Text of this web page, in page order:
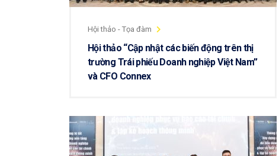
Hội thảo - Tọa đàm
Hội thảo “Cập nhật các biến động trên thị
trường Trái phiếu Doanh nghiệp Việt Nam”
và CFO Connex